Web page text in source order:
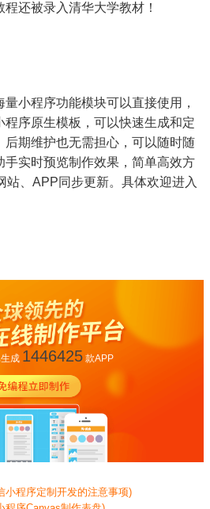
还被录入清华大学教材！
小程序功能模块可以直接使用，
序原生模板，可以快速生成和定
后期维护也无需担心，可以随时随
手实时预览制作效果，简单高效方
站、APP同步更新。具体欢迎进入
成 1446425款APP
小程序定制开发的注意事项)